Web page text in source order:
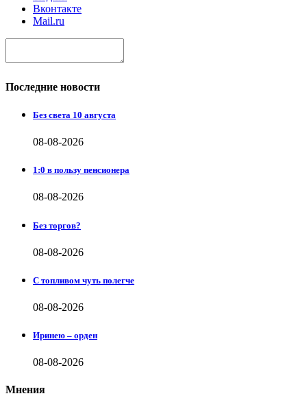
Вконтакте
Mail.ru
Последние новости
Без света 10 августа
08-08-2026
1:0 в пользу пенсионера
08-08-2026
Без торгов?
08-08-2026
С топливом чуть полегче
08-08-2026
Иринею – орден
08-08-2026
Мнения